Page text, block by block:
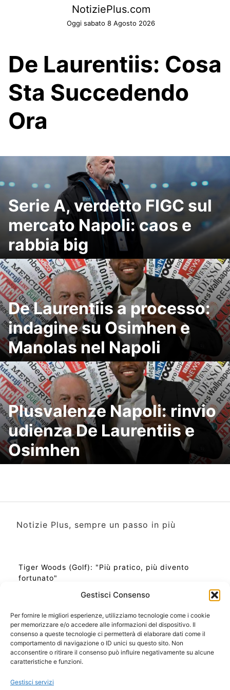
Gestisci Consenso
Per fornire le migliori esperienze, utilizziamo tecnologie come i cookie
per memorizzare e/o accedere alle informazioni del dispositivo. Il
consenso a queste tecnologie ci permetterà di elaborare dati come il
comportamento di navigazione o ID unici su questo sito. Non
acconsentire o ritirare il consenso può influire negativamente su alcune
caratteristiche e funzioni.
Gestisci servizi
NotiziePlus.com
Oggi sabato 8 Agosto 2026
De Laurentiis: Cosa
Sta Succedendo
Ora
Serie A, verdetto FIGC sul
mercato Napoli: caos e
rabbia big
De Laurentiis a processo:
indagine su Osimhen e
Manolas nel Napoli
Plusvalenze Napoli: rinvio
udienza De Laurentiis e
Osimhen
Notizie Plus, sempre un passo in più
Tiger Woods (Golf): "Più pratico, più divento
fortunato"
Ora Esatta in Italia in questo momento
Ti Senti Strano Ultimamente? Potrebbe Essere per
la Risonanza di Schumann
Come Sapere Se Stai Ascendendo alla Quinta